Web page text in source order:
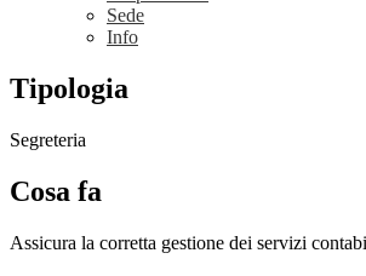
Sede
Info
Tipologia
Segreteria
Cosa fa
Assicura la corretta gestione dei servizi